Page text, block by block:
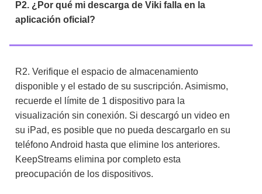
P2. ¿Por qué mi descarga de Viki falla en la
aplicación oficial?
R2. Verifique el espacio de almacenamiento
disponible y el estado de su suscripción. Asimismo,
recuerde el límite de 1 dispositivo para la
visualización sin conexión. Si descargó un video en
su iPad, es posible que no pueda descargarlo en su
teléfono Android hasta que elimine los anteriores.
KeepStreams elimina por completo esta
preocupación de los dispositivos.